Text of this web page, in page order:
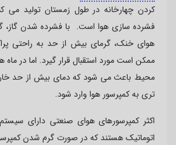
کردن چهارخانه در طول زمستان تولید می
فشرده سازی هوا است. با فشرده شدن گاز،
هوای خنک، گرمای بیش از حد به راحتی
ممکن است مورد استقبال قرار گیرد. اما در ماه
محیط باعث می شود که دمای بیش از حد
تری به کمپرسور هوا وارد شود.
اکثر کمپرسورهای هوای صنعتی دارای
اتوماتیک هستند که در صورت گرم شدن